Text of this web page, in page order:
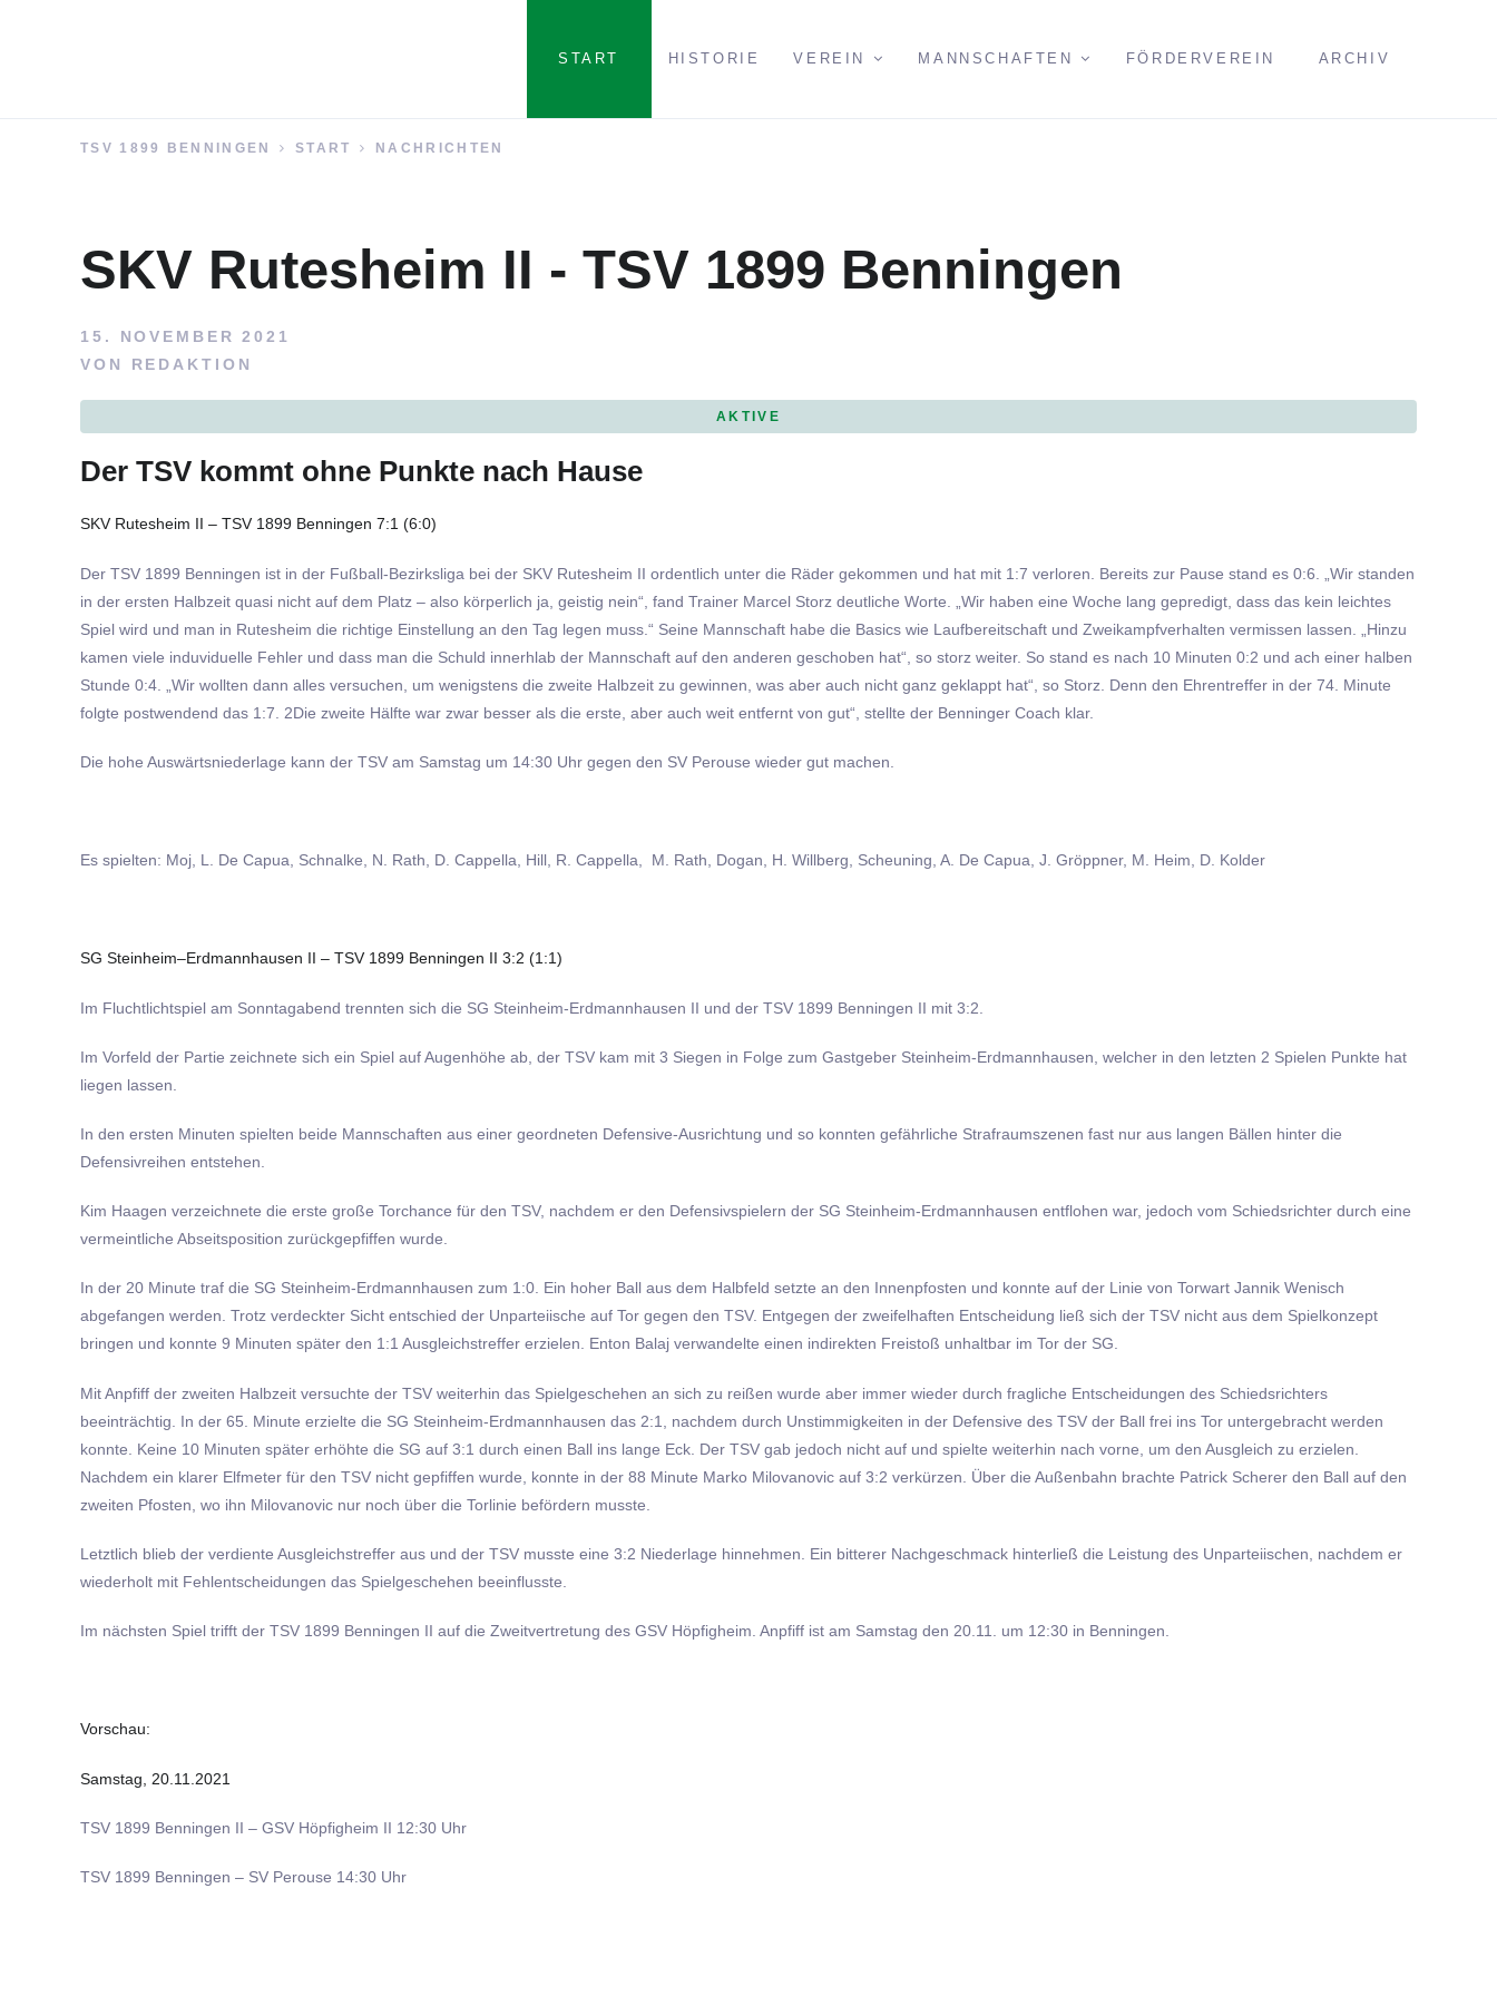
NAVIGATION
START HISTORIE VEREIN MANNSCHAFTEN FÖRDERVEREIN ARCHIV
TSV 1899 BENNINGEN START NACHRICHTEN
SKV Rutesheim II - TSV 1899 Benningen
15. NOVEMBER 2021
VON REDAKTION
AKTIVE
Der TSV kommt ohne Punkte nach Hause
SKV Rutesheim II – TSV 1899 Benningen 7:1 (6:0)
Der TSV 1899 Benningen ist in der Fußball-Bezirksliga bei der SKV Rutesheim II ordentlich unter die Räder gekommen und hat mit 1:7 verloren. Bereits zur Pause stand es 0:6. „Wir standen
in der ersten Halbzeit quasi nicht auf dem Platz – also körperlich ja, geistig nein“, fand Trainer Marcel Storz deutliche Worte. „Wir haben eine Woche lang gepredigt, dass das kein leichtes
Spiel wird und man in Rutesheim die richtige Einstellung an den Tag legen muss.“ Seine Mannschaft habe die Basics wie Laufbereitschaft und Zweikampfverhalten vermissen lassen. „Hinzu
kamen viele induviduelle Fehler und dass man die Schuld innerhlab der Mannschaft auf den anderen geschoben hat“, so storz weiter. So stand es nach 10 Minuten 0:2 und ach einer halben
Stunde 0:4. „Wir wollten dann alles versuchen, um wenigstens die zweite Halbzeit zu gewinnen, was aber auch nicht ganz geklappt hat“, so Storz. Denn den Ehrentreffer in der 74. Minute
folgte postwendend das 1:7. 2Die zweite Hälfte war zwar besser als die erste, aber auch weit entfernt von gut“, stellte der Benninger Coach klar.
Die hohe Auswärtsniederlage kann der TSV am Samstag um 14:30 Uhr gegen den SV Perouse wieder gut machen.
Es spielten: Moj, L. De Capua, Schnalke, N. Rath, D. Cappella, Hill, R. Cappella, M. Rath, Dogan, H. Willberg, Scheuning, A. De Capua, J. Gröppner, M. Heim, D. Kolder
SG Steinheim–Erdmannhausen II – TSV 1899 Benningen II 3:2 (1:1)
Im Fluchtlichtspiel am Sonntagabend trennten sich die SG Steinheim-Erdmannhausen II und der TSV 1899 Benningen II mit 3:2.
Im Vorfeld der Partie zeichnete sich ein Spiel auf Augenhöhe ab, der TSV kam mit 3 Siegen in Folge zum Gastgeber Steinheim-Erdmannhausen, welcher in den letzten 2 Spielen Punkte hat
liegen lassen.
In den ersten Minuten spielten beide Mannschaften aus einer geordneten Defensive-Ausrichtung und so konnten gefährliche Strafraumszenen fast nur aus langen Bällen hinter die
Defensivreihen entstehen.
Kim Haagen verzeichnete die erste große Torchance für den TSV, nachdem er den Defensivspielern der SG Steinheim-Erdmannhausen entflohen war, jedoch vom Schiedsrichter durch eine
vermeintliche Abseitsposition zurückgepfiffen wurde.
In der 20 Minute traf die SG Steinheim-Erdmannhausen zum 1:0. Ein hoher Ball aus dem Halbfeld setzte an den Innenpfosten und konnte auf der Linie von Torwart Jannik Wenisch
abgefangen werden. Trotz verdeckter Sicht entschied der Unparteiische auf Tor gegen den TSV. Entgegen der zweifelhaften Entscheidung ließ sich der TSV nicht aus dem Spielkonzept
bringen und konnte 9 Minuten später den 1:1 Ausgleichstreffer erzielen. Enton Balaj verwandelte einen indirekten Freistoß unhaltbar im Tor der SG.
Mit Anpfiff der zweiten Halbzeit versuchte der TSV weiterhin das Spielgeschehen an sich zu reißen wurde aber immer wieder durch fragliche Entscheidungen des Schiedsrichters
beeinträchtig. In der 65. Minute erzielte die SG Steinheim-Erdmannhausen das 2:1, nachdem durch Unstimmigkeiten in der Defensive des TSV der Ball frei ins Tor untergebracht werden
konnte. Keine 10 Minuten später erhöhte die SG auf 3:1 durch einen Ball ins lange Eck. Der TSV gab jedoch nicht auf und spielte weiterhin nach vorne, um den Ausgleich zu erzielen.
Nachdem ein klarer Elfmeter für den TSV nicht gepfiffen wurde, konnte in der 88 Minute Marko Milovanovic auf 3:2 verkürzen. Über die Außenbahn brachte Patrick Scherer den Ball auf den
zweiten Pfosten, wo ihn Milovanovic nur noch über die Torlinie befördern musste.
Letztlich blieb der verdiente Ausgleichstreffer aus und der TSV musste eine 3:2 Niederlage hinnehmen. Ein bitterer Nachgeschmack hinterließ die Leistung des Unparteiischen, nachdem er
wiederholt mit Fehlentscheidungen das Spielgeschehen beeinflusste.
Im nächsten Spiel trifft der TSV 1899 Benningen II auf die Zweitvertretung des GSV Höpfigheim. Anpfiff ist am Samstag den 20.11. um 12:30 in Benningen.
Vorschau:
Samstag, 20.11.2021
TSV 1899 Benningen II – GSV Höpfigheim II 12:30 Uhr
TSV 1899 Benningen – SV Perouse 14:30 Uhr